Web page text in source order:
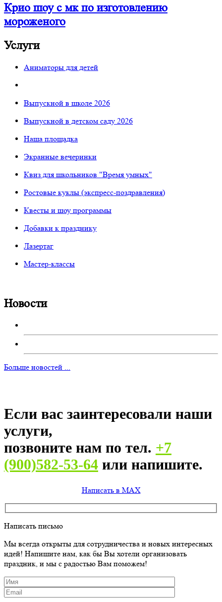
Крио шоу с мк по изготовлению
мороженого
Услуги
Аниматоры для детей
Выпускной в школе 2026
Выпускной в детском саду 2026
Наша площадка
Экранные вечеринки
Квиз для школьников "Время умных"
Ростовые куклы (экспресс-поздравления)
Квесты и шоу программы
Добавки к празднику
Лазертаг
Мастер-классы
Новости
Больше новостей ...
Если вас заинтересовали наши
услуги,
позвоните нам по тел. +7
(900)582-53-64 или напишите.
Написать в MAX
Написать письмо
Мы всегда открыты для сотрудничества и новых интересных
идей! Напишите нам, как бы Вы хотели организовать
праздник, и мы с радостью Вам поможем!